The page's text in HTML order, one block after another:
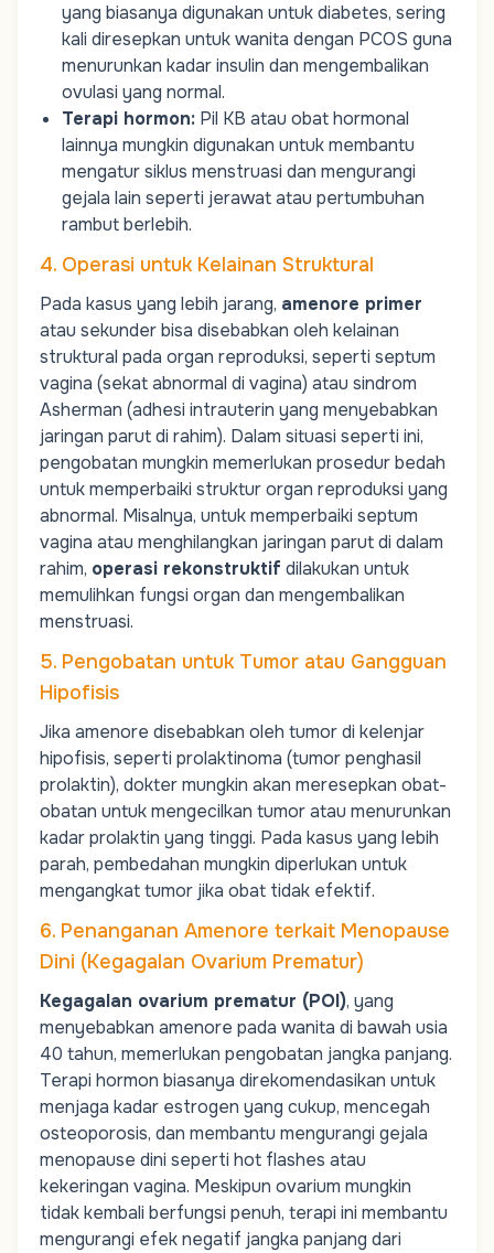
yang biasanya digunakan untuk diabetes, sering
kali diresepkan untuk wanita dengan PCOS guna
menurunkan kadar insulin dan mengembalikan
ovulasi yang normal.
Terapi hormon: Pil KB atau obat hormonal
lainnya mungkin digunakan untuk membantu
mengatur siklus menstruasi dan mengurangi
gejala lain seperti jerawat atau pertumbuhan
rambut berlebih.
4. Operasi untuk Kelainan Struktural
Pada kasus yang lebih jarang, amenore primer
atau sekunder bisa disebabkan oleh kelainan
struktural pada organ reproduksi, seperti septum
vagina (sekat abnormal di vagina) atau sindrom
Asherman (adhesi intrauterin yang menyebabkan
jaringan parut di rahim). Dalam situasi seperti ini,
pengobatan mungkin memerlukan prosedur bedah
untuk memperbaiki struktur organ reproduksi yang
abnormal. Misalnya, untuk memperbaiki septum
vagina atau menghilangkan jaringan parut di dalam
rahim, operasi rekonstruktif dilakukan untuk
memulihkan fungsi organ dan mengembalikan
menstruasi.
5. Pengobatan untuk Tumor atau Gangguan
Hipofisis
Jika amenore disebabkan oleh tumor di kelenjar
hipofisis, seperti prolaktinoma (tumor penghasil
prolaktin), dokter mungkin akan meresepkan obat-
obatan untuk mengecilkan tumor atau menurunkan
kadar prolaktin yang tinggi. Pada kasus yang lebih
parah, pembedahan mungkin diperlukan untuk
mengangkat tumor jika obat tidak efektif.
6. Penanganan Amenore terkait Menopause
Dini (Kegagalan Ovarium Prematur)
Kegagalan ovarium prematur (POI), yang
menyebabkan amenore pada wanita di bawah usia
40 tahun, memerlukan pengobatan jangka panjang.
Terapi hormon biasanya direkomendasikan untuk
menjaga kadar estrogen yang cukup, mencegah
osteoporosis, dan membantu mengurangi gejala
menopause dini seperti hot flashes atau
kekeringan vagina. Meskipun ovarium mungkin
tidak kembali berfungsi penuh, terapi ini membantu
mengurangi efek negatif jangka panjang dari